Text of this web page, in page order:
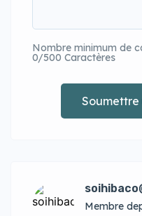
Nombre minimum de
0/500 Caractères
Soumettre
Membre